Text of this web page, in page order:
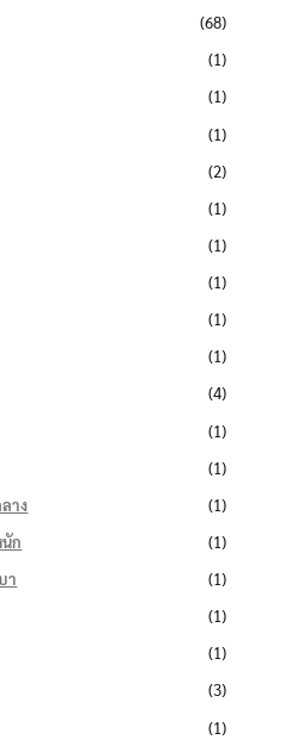
(68)
(1)
(1)
(1)
(2)
(1)
(1)
(1)
(1)
(1)
(4)
(1)
(1)
าง
(1)
ก
(1)
า
(1)
(1)
(1)
(3)
(1)